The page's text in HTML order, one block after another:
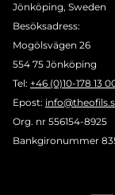
Jönköping, Sweden
Besöksadress:
Mogölsvägen 26
554 75 Jönköping
Tel: +46 (0)10-178 13
Epost:
Org. nr 556154-8925
Bankgironummer